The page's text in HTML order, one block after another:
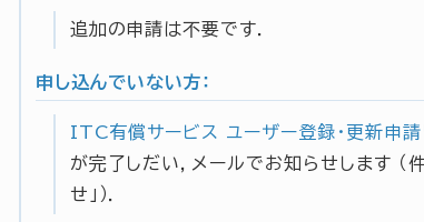
追加の申請は不要です．
申し込んでいない方：
ITC有償サービス ユーザー登録・更新申請
が完了しだい，メールでお知らせします
せ」）．